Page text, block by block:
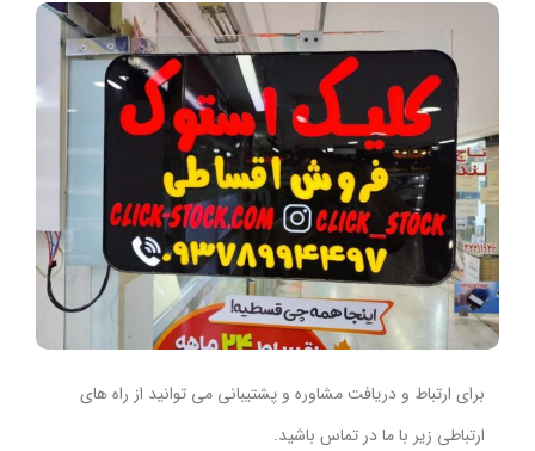
برای ارتباط و دریافت مشاوره و پشتیبانی می توانید از راه های
ارتباطی زیر با ما در تماس باشید.